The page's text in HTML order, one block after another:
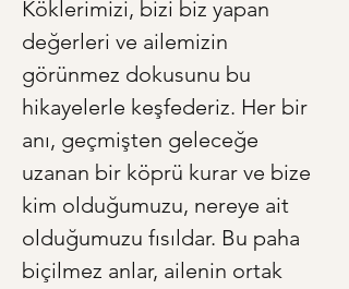
Köklerimizi, bizi biz yapan
değerleri ve ailemizin
görünmez dokusunu bu
hikayelerle keşfederiz. Her bir
anı, geçmişten geleceğe
uzanan bir köprü kurar ve bize
kim olduğumuzu, nereye ait
olduğumuzu fısıldar. Bu paha
biçilmez anlar, ailenin ortak